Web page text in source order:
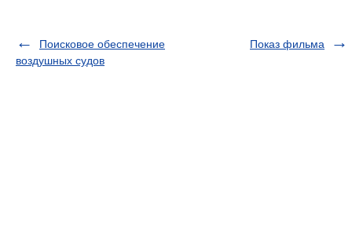
Поисковое обеспечение
воздушных судов
Показ фильма